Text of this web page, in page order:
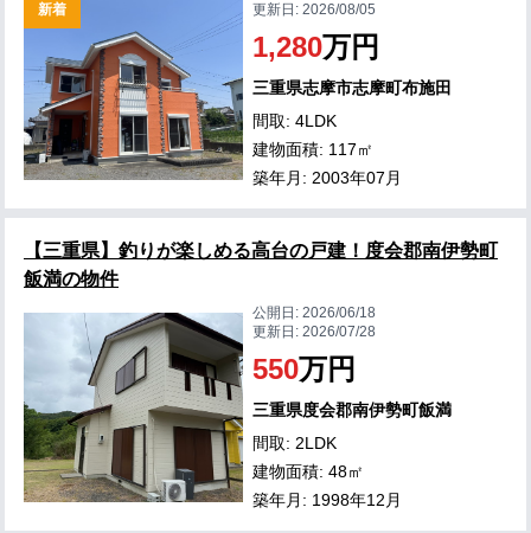
新着
更新日:2026/08/05
1,280万円
三重県志摩市志摩町布施田
間取: 4LDK
建物面積: 117㎡
築年月: 2003年07月
【三重県】釣りが楽しめる高台の戸建！度会郡南伊勢町
飯満の物件
公開日:2026/06/18
更新日:2026/07/28
550万円
三重県度会郡南伊勢町飯満
間取: 2LDK
建物面積: 48㎡
築年月: 1998年12月